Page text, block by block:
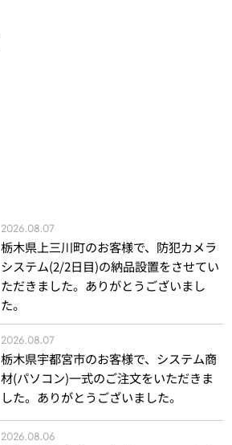
2026.08.07
栃木県上三川町のお客様で、防犯カメラ
システム(2/2日目)の納品設置をさせてい
ただきました。ありがとうございまし
た。
2026.08.07
栃木県宇都宮市のお客様で、システム商
材(パソコン)一式のご注文をいただきま
した。ありがとうございました。
2026.08.06